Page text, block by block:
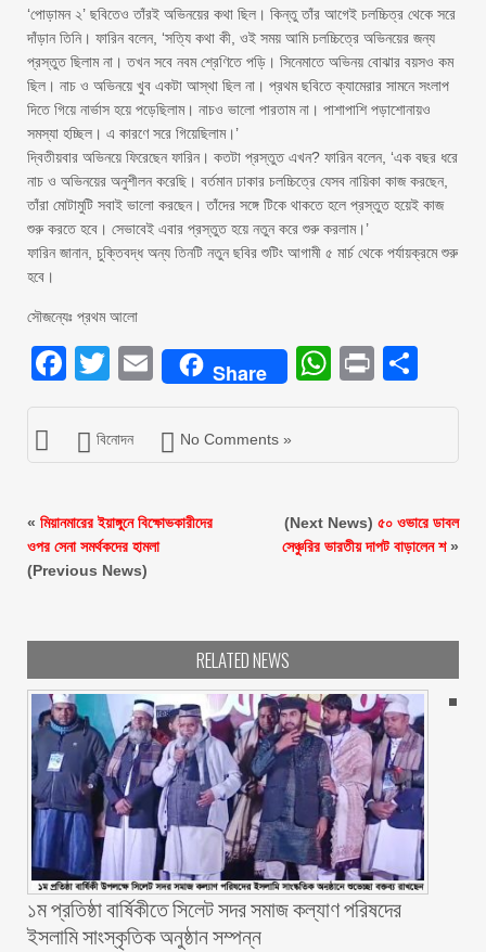
‘পোড়ামন ২’ ছবিতেও তাঁরই অভিনয়ের কথা ছিল। কিন্তু তাঁর আগেই চলচ্চিত্র থেকে সরে
দাঁড়ান তিনি। ফারিন বলেন, ‘সত্যি কথা কী, ওই সময় আমি চলচ্চিত্রে অভিনয়ের জন্য
প্রস্তুত ছিলাম না। তখন সবে নবম শ্রেণিতে পড়ি। সিনেমাতে অভিনয় বোঝার বয়সও কম
ছিল। নাচ ও অভিনয়ে খুব একটা আস্থা ছিল না। প্রথম ছবিতে ক্যামেরার সামনে সংলাপ
দিতে গিয়ে নার্ভাস হয়ে পড়েছিলাম। নাচও ভালো পারতাম না। পাশাপাশি পড়াশোনায়ও
সমস্যা হচ্ছিল। এ কারণে সরে গিয়েছিলাম।’
দ্বিতীয়বার অভিনয়ে ফিরেছেন ফারিন। কতটা প্রস্তুত এখন? ফারিন বলেন, ‘এক বছর ধরে
নাচ ও অভিনয়ের অনুশীলন করেছি। বর্তমান ঢাকার চলচ্চিত্রে যেসব নায়িকা কাজ করছেন,
তাঁরা মোটামুটি সবাই ভালো করছেন। তাঁদের সঙ্গে টিকে থাকতে হলে প্রস্তুত হয়েই কাজ
শুরু করতে হবে। সেভাবেই এবার প্রস্তুত হয়ে নতুন করে শুরু করলাম।’
ফারিন জানান, চুক্তিবদ্ধ অন্য তিনটি নতুন ছবির শুটিং আগামী ৫ মার্চ থেকে পর্যায়ক্রমে শুরু
হবে।
সৌজন্যেঃ প্রথম আলো
Facebook
Twitter
EmailShare Print
বিনোদন No Comments »
« মিয়ানমারের ইয়াঙ্গুনে বিক্ষোভকারীদের
ওপর সেনা সমর্থকদের হামলা
(Previous News)
(Next News) ৫০ ওভারে ডাবল
সেঞ্চুরির ভারতীয় দাপট বাড়ালেন শ»
RELATED NEWS
১ম প্রতিষ্ঠা বার্ষিকীতে সিলেট সদর সমাজ কল্যাণ পরিষদের
ইসলামি সাংস্কৃতিক অনুষ্ঠান সম্পন্ন